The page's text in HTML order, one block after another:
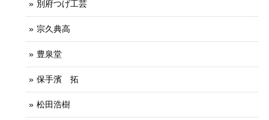
別府つげ工芸
宗久典高
豊泉堂
保手濱 拓
松田浩樹